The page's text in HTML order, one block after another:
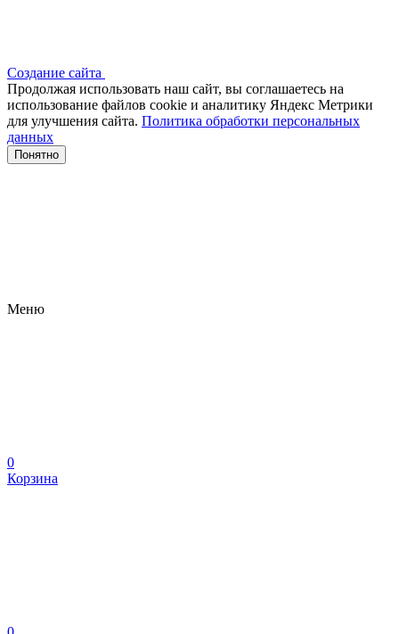
Создание сайта
Продолжая использовать наш сайт, вы соглашаетесь на
использование файлов сооkіе и аналитику Яндекс Метрики
для улучшения сайта. Политика обработки персональных
данных
Понятно
Меню
0
Корзина